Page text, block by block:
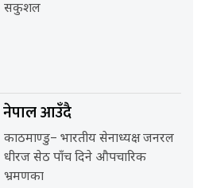
सकुशल
नेपाल आउँदै
काठमाण्डु– भारतीय सेनाध्यक्ष जनरल
धीरज सेठ पाँच दिने औपचारिक
भ्रमणका